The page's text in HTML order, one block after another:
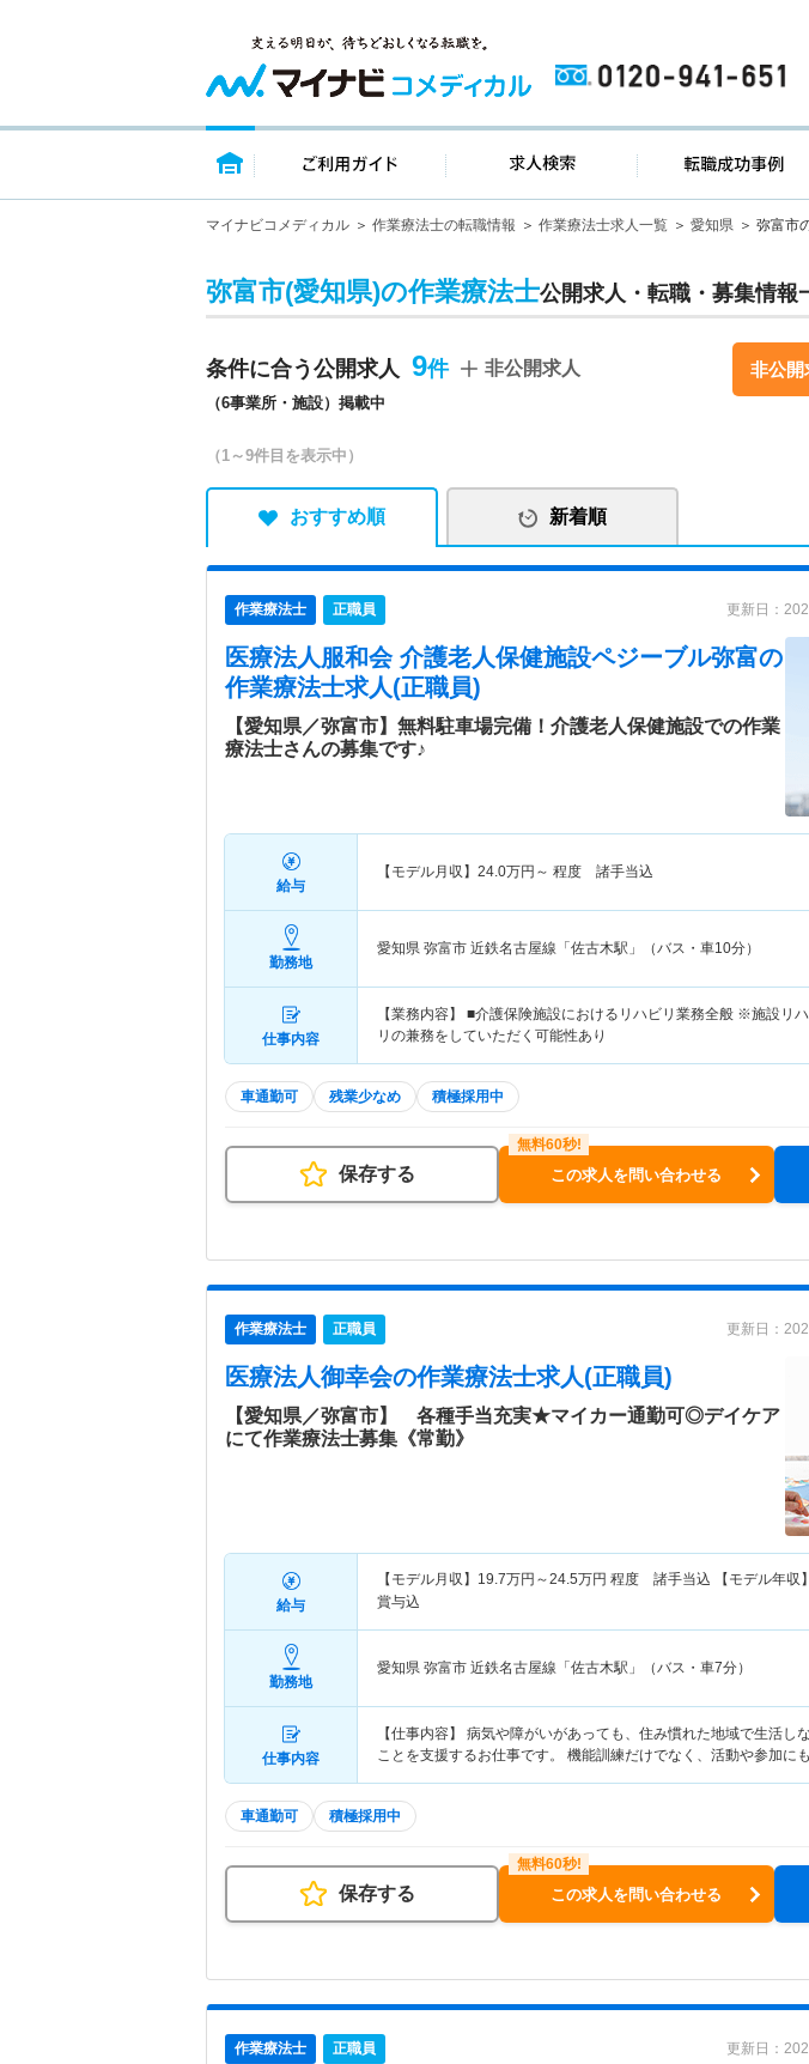
トップページ ご利用ガイド 求人検索
マイナビコメディカル 作業療法士の転職情報 作業療法士求人一覧 愛知県 弥富市
弥富市(愛知県)の作業療法士公開求人・転職・募集情報
条件に合う公開求人 9
（6事業所・施設）掲載中
非公開求人 非公開
（1～9件目を表示中）
おすすめ順 新着順
作業療法士 正職員 更新日：
医療法人服和会 介護老人保健施設ペジーブル弥富の
作業療法士求人(正職員)
【愛知県／弥富市】無料駐車場完備！介護老人保健施設での作業
療法士さんの募集です♪
給与
【モデル月収】 24.0万円～ 程度 諸手当込
勤務地
愛知県 弥富市 近鉄名古屋線「佐古木駅」（バス・車10分）
仕事内容
【業務内容】 ■介護保険施設におけるリハビリ業務全般 ※施設リ
リの兼務をしていただく可能性あり
車通勤可 残業少なめ 積極採用中
保存する この求人を問い合わせる
作業療法士 正職員 更新日：
医療法人御幸会の作業療法士求人(正職員)
【愛知県／弥富市】 各種手当充実★マイカー通勤可◎デイケア
にて作業療法士募集《常勤》
給与
【モデル月収】 19.7万円～24.5万円 程度 諸手当込 【モデル年収】
賞与込
勤務地
愛知県 弥富市 近鉄名古屋線「佐古木駅」（バス・車7分）
仕事内容
【仕事内容】 病気や障がいがあっても、住み慣れた地域で生活し
ことを支援するお仕事です。 機能訓練だけでなく、活動や参加に
車通勤可 積極採用中
保存する この求人を問い合わせる
作業療法士 正職員 更新日：